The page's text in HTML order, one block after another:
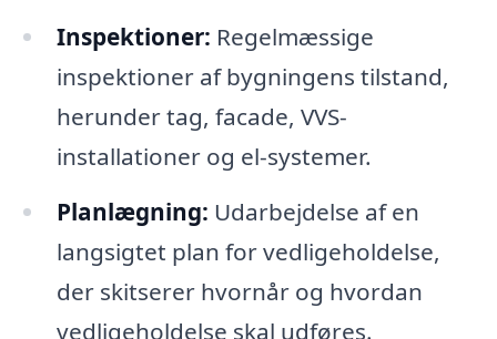
Inspektioner: Regelmæssige
inspektioner af bygningens tilstand,
herunder tag, facade, VVS-
installationer og el-systemer.
Planlægning: Udarbejdelse af en
langsigtet plan for vedligeholdelse,
der skitserer hvornår og hvordan
vedligeholdelse skal udføres.